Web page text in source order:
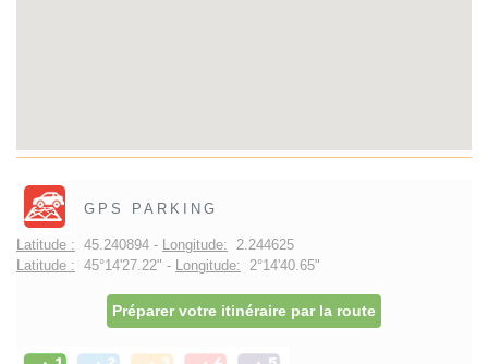
GPS PARKING
Latitude : 45.240894 - Longitude: 2.244625
Latitude : 45°14'27.22" - Longitude: 2°14'40.65"
Préparer votre itinéraire par la route